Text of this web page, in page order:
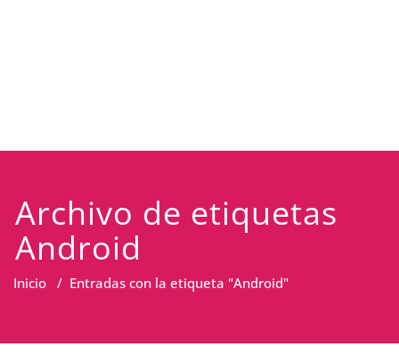
Archivo de etiquetas
Android
Inicio / Entradas con la etiqueta "Android"